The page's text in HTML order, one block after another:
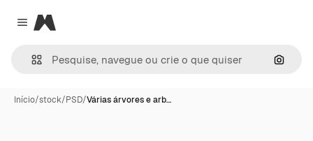
Close menu
Magnific
Início/stock/PSD/Várias árvores e arb…